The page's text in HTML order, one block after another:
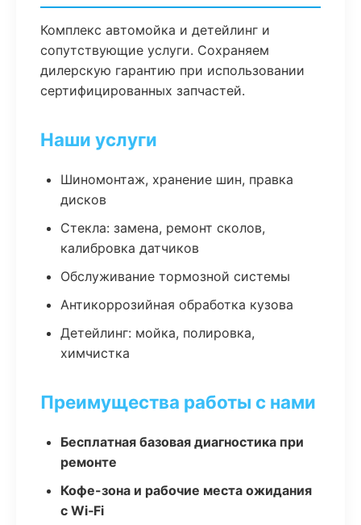
Комплекс автомойка и детейлинг и
сопутствующие услуги. Сохраняем
дилерскую гарантию при использовании
сертифицированных запчастей.
Наши услуги
Шиномонтаж, хранение шин, правка
дисков
Стекла: замена, ремонт сколов,
калибровка датчиков
Обслуживание тормозной системы
Антикоррозийная обработка кузова
Детейлинг: мойка, полировка,
химчистка
Преимущества работы с нами
Бесплатная базовая диагностика при
ремонте
Кофе-зона и рабочие места ожидания
с Wi‑Fi